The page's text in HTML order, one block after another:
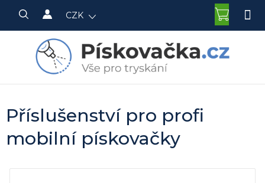
obsah
CZK
KOŠÍK
Příslušenství pro profi
mobilní pískovačky